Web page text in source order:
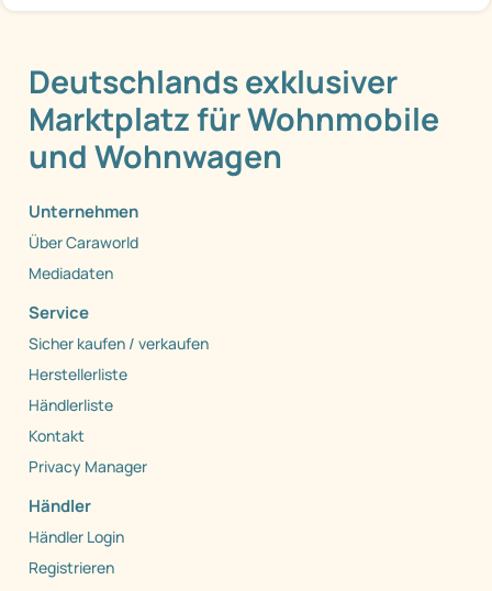
Deutschlands exklusiver
Marktplatz für Wohnmobile
und Wohnwagen
Unternehmen
Über Caraworld
Mediadaten
Service
Sicher kaufen / verkaufen
Herstellerliste
Händlerliste
Kontakt
Privacy Manager
Händler
Händler Login
Registrieren